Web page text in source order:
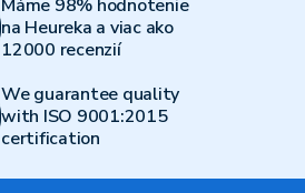
Máme 98% hodnotenie
na Heureka a viac ako
12000 recenzií
We guarantee quality
with ISO 9001:2015
certification